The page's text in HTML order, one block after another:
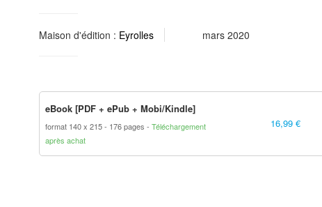
Maison d'édition : Eyrolles mars 2020
eBook [PDF + ePub + Mobi/Kindle]
format 140 x 215 176 pages
Téléchargement
après achat
16,99 €